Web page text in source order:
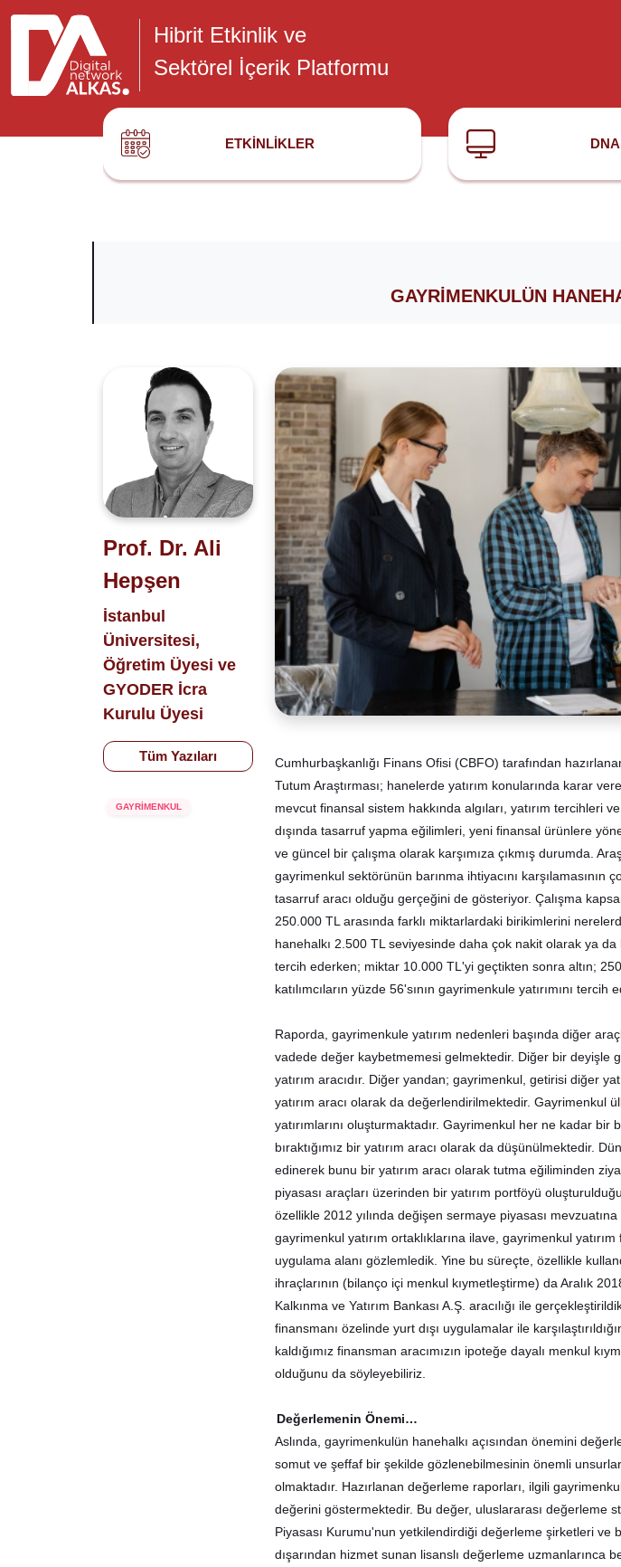
Hibrit Etkinlik ve
Sektörel İçerik Platformu
ETKINLIKLER
GAYRIMENKULÜN
Prof. Dr. Ali
Hepşen
İstanbul
Üniversitesi,
Öğretim Üyesi ve
GYODER İcra
Kurulu Üyesi
Tüm Yazıları
GAYRİMENKUL
Cumhurbaşkanlığı Finans Ofisi (CBFO) tarafından
Tutum Araştırması; hanelerde yatırım konularında karar
mevcut finansal sistem hakkında algıları, yatırım tercihleri
dışında tasarruf yapma eğilimleri, yeni finansal ürünlere
ve güncel bir çalışma olarak karşımıza çıkmış durumda.
gayrimenkul sektörünün barınma ihtiyacını karşılamasının
tasarruf aracı olduğu gerçeğini de gösteriyor. Çalışma
250.000 TL arasında farklı miktarlardaki birikimlerini
hanehalkı 2.500 TL seviyesinde daha çok nakit olarak ya
tercih ederken; miktar 10.000 TL'yi geçtikten sonra altın;
katılımcıların yüzde 56'sının gayrimenkule yatırımını
Raporda, gayrimenkule yatırım nedenleri başında diğer
vadede değer kaybetmemesi gelmektedir. Diğer bir deyişle
yatırım aracıdır. Diğer yandan; gayrimenkul, getirisi diğer
yatırım aracı olarak da değerlendirilmektedir. Gayrimenkul
yatırımlarını oluşturmaktadır. Gayrimenkul her ne kadar
bıraktığımız bir yatırım aracı olarak da düşünülmektedir.
edinerek bunu bir yatırım aracı olarak tutma eğiliminden
piyasası araçları üzerinden bir yatırım portföyü
özellikle 2012 yılında değişen sermaye piyasası
gayrimenkul yatırım ortaklıklarına ilave, gayrimenkul
uygulama alanı gözlemledik. Yine bu süreçte, özellikle
ihraçlarının (bilanço içi menkul kıymetleştirme) da Aralık
Kalkınma ve Yatırım Bankası A.Ş. aracılığı ile
finansmanı özelinde yurt dışı uygulamalar ile
kaldığımız finansman aracımızın ipoteğe dayalı menkul
olduğunu da söyleyebiliriz.
Değerlemenin Önemi…
Aslında, gayrimenkulün hanehalkı açısından önemini
somut ve şeffaf bir şekilde gözlenebilmesinin önemli
olmaktadır. Hazırlanan değerleme raporları, ilgili
değerini göstermektedir. Bu değer, uluslararası değerleme
Piyasası Kurumu'nun yetkilendirdiği değerleme şirketleri ve
dışarından hizmet sunan lisanslı değerleme uzmanlarınca